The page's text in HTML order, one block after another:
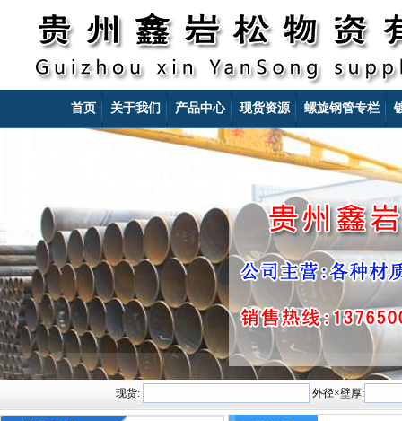
首页 关于我们 产品中心 现货资源 螺旋钢管专栏
现货: 外径×壁厚: